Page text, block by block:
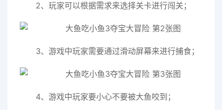
2、玩家可以根据需求来选择关卡进行闯关；
3、游戏中玩家需要通过滑动屏幕来进行捕食；
4、游戏中玩家要小心不要被大鱼咬到；